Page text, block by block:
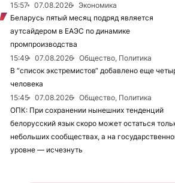
15:57
07.08.2026
Экономика
Беларусь пятый месяц подряд является
аутсайдером в ЕАЭС по динамике
промпроизводства
15:49
07.08.2026
Общество, Политика
В “список экстремистов“ добавлено еще
человека
15:45
07.08.2026
Общество, Политика
ОПК: При сохранении нынешних тенденций
белорусский язык скоро может остаться
небольших сообществах, а на
уровне — исчезнуть